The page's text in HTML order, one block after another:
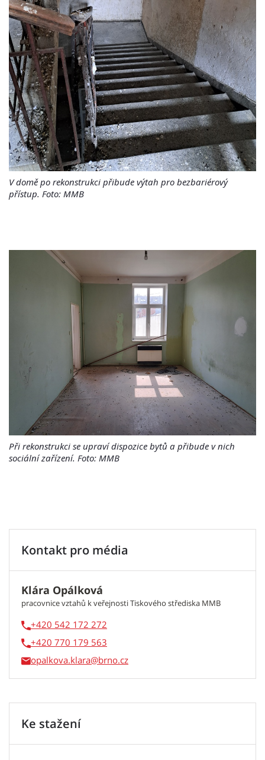
V domě po rekonstrukci přibude výtah pro bezbariérový
přístup. Foto: MMB
Při rekonstrukci se upraví dispozice bytů a přibude v nich
sociální zařízení. Foto: MMB
Kontakt pro média
Klára Opálková
pracovnice vztahů k veřejnosti Tiskového střediska MMB
+420 542 172 272
+420 770 179 563
opalkova.klara
Ke stažení